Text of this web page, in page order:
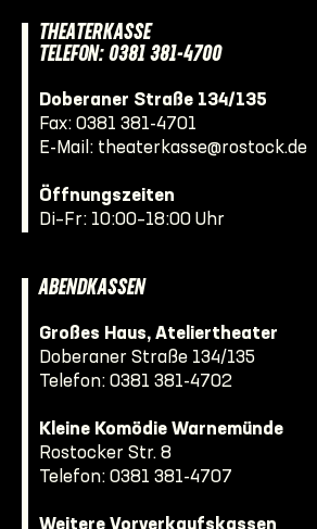
THEATERKASSE
TELEFON: 0381 381-4700
Doberaner Straße 134/135
Fax: 0381 381-4701
E-Mail: theaterkasse@rostock.de
Öffnungszeiten
Di–Fr: 10:00–18:00 Uhr
ABENDKASSEN
Großes Haus, Ateliertheater
Doberaner Straße 134/135
Telefon: 0381 381-4702
Kleine Komödie Warnemünde
Rostocker Str. 8
Telefon: 0381 381-4707
Weitere Vorverkaufskassen